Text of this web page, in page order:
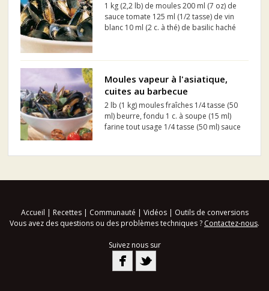
1 kg (2,2 lb) de moules 200 ml (7 oz) de
sauce tomate 125 ml (1/2 tasse) de vin
blanc 10 ml (2 c. à thé) de basilic haché
Moules vapeur à l'asiatique,
cuites au barbecue
2 lb (1 kg) moules fraîches 1/4 tasse (50
ml) beurre, fondu 1 c. à soupe (15 ml)
farine tout usage 1/4 tasse (50 ml) sauce
Accueil | Recettes| Communauté | Vidéos| Outils de conversions
Vous avez des questions ou des problèmes techniques ? Contactez-nous.
Suivez nous sur